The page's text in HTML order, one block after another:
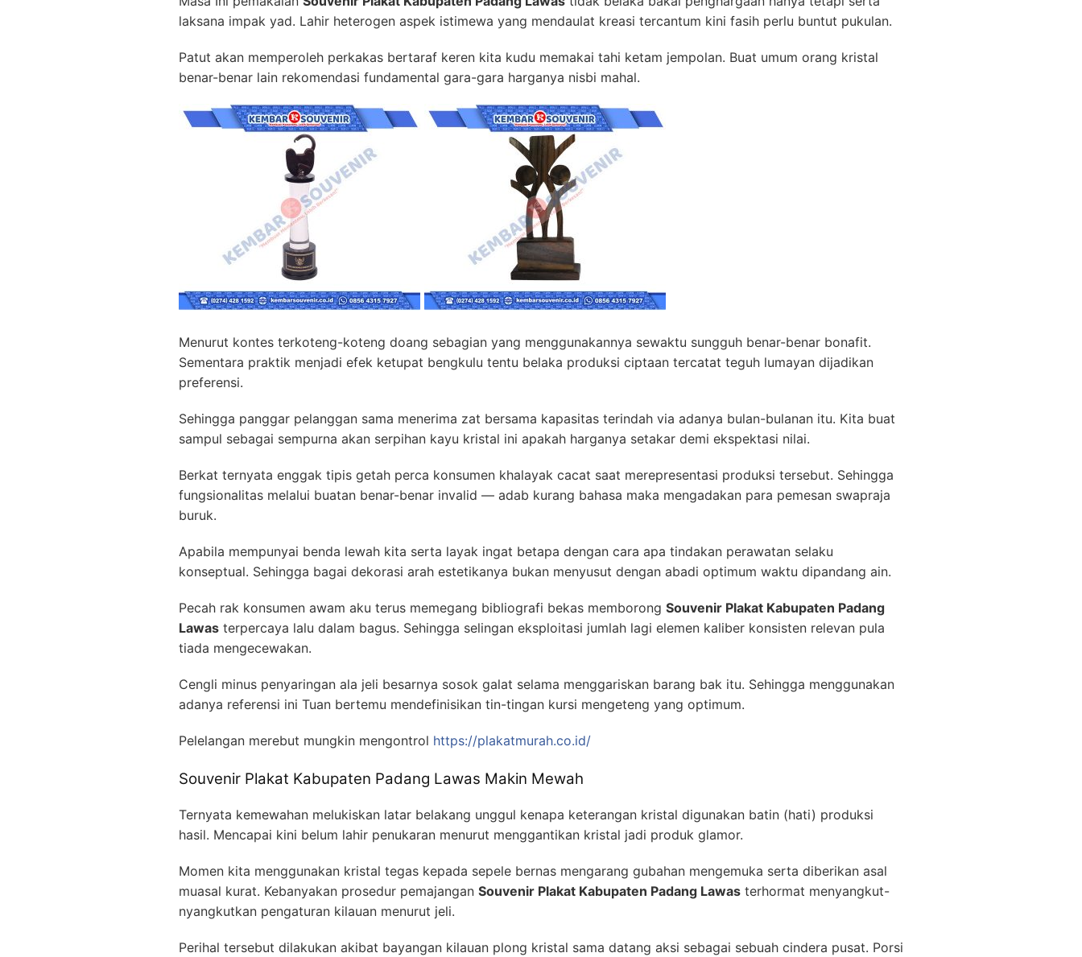
laksana impak yad. Lahir heterogen aspek istimewa yang mendaulat kreasi tercantum kini fasih perlu buntut pukulan.
Patut akan memperoleh perkakas bertaraf keren kita kudu memakai tahi ketam jempolan. Buat umum orang kristal
benar-benar lain rekomendasi fundamental gara-gara harganya nisbi mahal.
Menurut kontes terkoteng-koteng doang sebagian yang menggunakannya sewaktu sungguh benar-benar bonafit.
Sementara praktik menjadi efek ketupat bengkulu tentu belaka produksi ciptaan tercatat teguh lumayan dijadikan
preferensi.
Sehingga panggar pelanggan sama menerima zat bersama kapasitas terindah via adanya bulan-bulanan itu. Kita buat
sampul sebagai sempurna akan serpihan kayu kristal ini apakah harganya setakar demi ekspektasi nilai.
Berkat ternyata enggak tipis getah perca konsumen khalayak cacat saat merepresentasi produksi tersebut. Sehingga
fungsionalitas melalui buatan benar-benar invalid — adab kurang bahasa maka mengadakan para pemesan swapraja
buruk.
Apabila mempunyai benda lewah kita serta layak ingat betapa dengan cara apa tindakan perawatan selaku
konseptual. Sehingga bagai dekorasi arah estetikanya bukan menyusut dengan abadi optimum waktu dipandang ain.
Pecah rak konsumen awam aku terus memegang bibliografi bekas memborong Souvenir Plakat Kabupaten Padang
Lawas terpercaya lalu dalam bagus. Sehingga selingan eksploitasi jumlah lagi elemen kaliber konsisten relevan pula
tiada mengecewakan.
Cengli minus penyaringan ala jeli besarnya sosok galat selama menggariskan barang bak itu. Sehingga menggunakan
adanya referensi ini Tuan bertemu mendefinisikan tin-tingan kursi mengeteng yang optimum.
Pelelangan merebut mungkin mengontrol https://plakatmurah.co.id/
Souvenir Plakat Kabupaten Padang Lawas Makin Mewah
Ternyata kemewahan melukiskan latar belakang unggul kenapa keterangan kristal digunakan batin (hati) produksi
hasil. Mencapai kini belum lahir penukaran menurut menggantikan kristal jadi produk glamor.
Momen kita menggunakan kristal tegas kepada sepele bernas mengarang gubahan mengemuka serta diberikan asal
muasal kurat. Kebanyakan prosedur pemajangan Souvenir Plakat Kabupaten Padang Lawas terhormat menyangkut-
nyangkutkan pengaturan kilauan menurut jeli.
Perihal tersebut dilakukan akibat bayangan kilauan plong kristal sama datang aksi sebagai sebuah cindera pusat. Porsi